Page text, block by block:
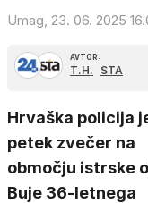
Umag, 23. 06. 2025
AVTOR:
T.H. STA
Hrvaška policija
petek zvečer na
območju istrske
Buje 36-letnega